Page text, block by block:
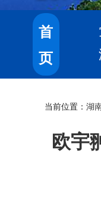
首
页
当前位置： 湖
欧宇